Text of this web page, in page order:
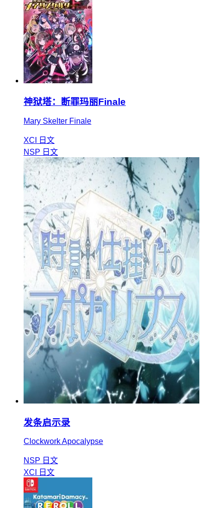
神狱塔：断罪玛丽Finale
Mary Skelter Finale
XCI
日文
NSP 日文
发条启示录
Clockwork Apocalypse
NSP 日文
XCI
日文